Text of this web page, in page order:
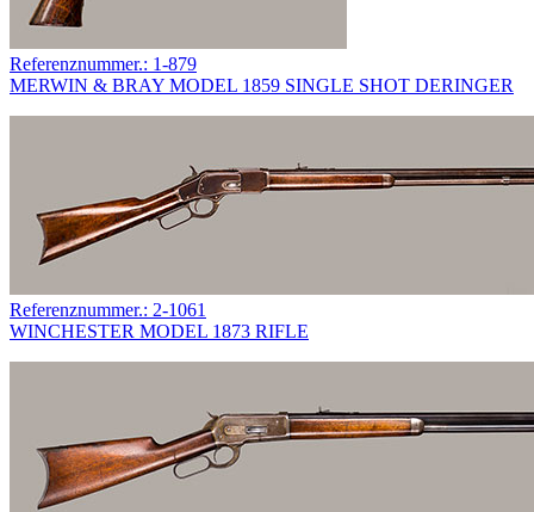
Referenznummer.: 1-879
MERWIN & BRAY MODEL 1859 SINGLE SHOT DERINGER
Referenznummer.: 2-1061
WINCHESTER MODEL 1873 RIFLE